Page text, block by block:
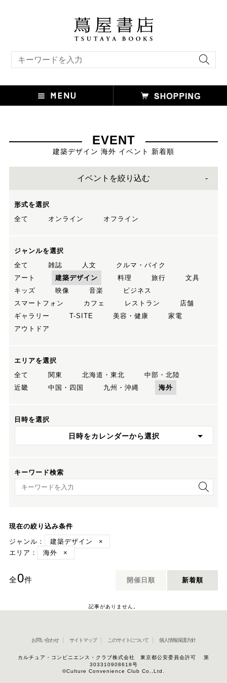
EVENT
建築デザイン 海外 イベント 新着順
イベントを絞り込む
形式を選択
全て
オンライン オフライン
ジャンルを選択
全て
雑誌 人文
クルマ・バイク
アート
建築デザイン 料理 旅行
文具
キッズ
映像 音楽
ビジネス
スマートフォン
カフェ レストラン
店舗
ギャラリー
T-SITE 美容・健康
家電
アウトドア
エリアを選択
全て
関東 北海道・東北
中部・北陸
近畿
中国・四国 九州・沖縄 海外
日時を選択
日時をカレンダーから選択
キーワード検索
キーワード検索
現在の絞り込み条件
ジャンル：
建築デザイン
×
エリア：
海外 ×
全0件 開催日順 新着順
記事がありません。
お問い合わせ サイトマップ このサイトについて 個人情報保護方針
カルチュア・コンビニエンス・クラブ株式会社 東京都公安委員会許可 第
303310908618号
©Culture Convenience Club Co.,Ltd.